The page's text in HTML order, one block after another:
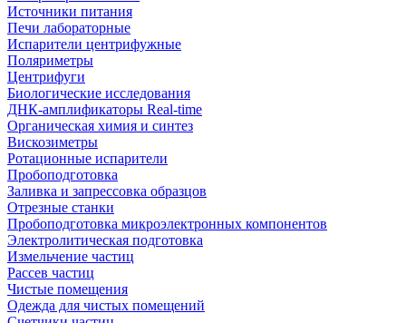
Источники питания
Печи лабораторные
Испарители центрифужные
Поляриметры
Центрифуги
Биологические исследования
ДНК-амплификаторы Real-time
Органическая химия и синтез
Вискозиметры
Ротационные испарители
Пробоподготовка
Заливка и запрессовка образцов
Отрезные станки
Пробоподготовка микроэлектронных компонентов
Электролитическая подготовка
Измельчение частиц
Рассев частиц
Чистые помещения
Одежда для чистых помещений